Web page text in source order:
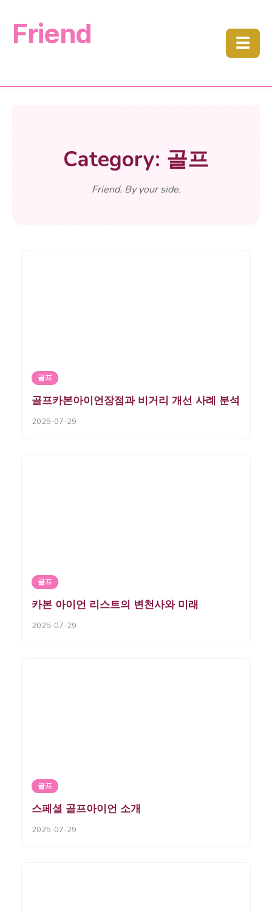
Friend ☰
Category: 골프
Friend. By your side.
골프
골프카본아이언장점과 비거리 개선 사례 분석
2025-07-29
골프
카본 아이언 리스트의 변천사와 미래
2025-07-29
골프
스페셜 골프아이언 소개
2025-07-29